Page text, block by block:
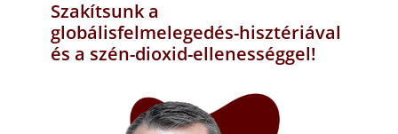
Szakítsunk a
globálisfelmelegedés-hisztériával
és a szén-dioxid-ellenességgel!